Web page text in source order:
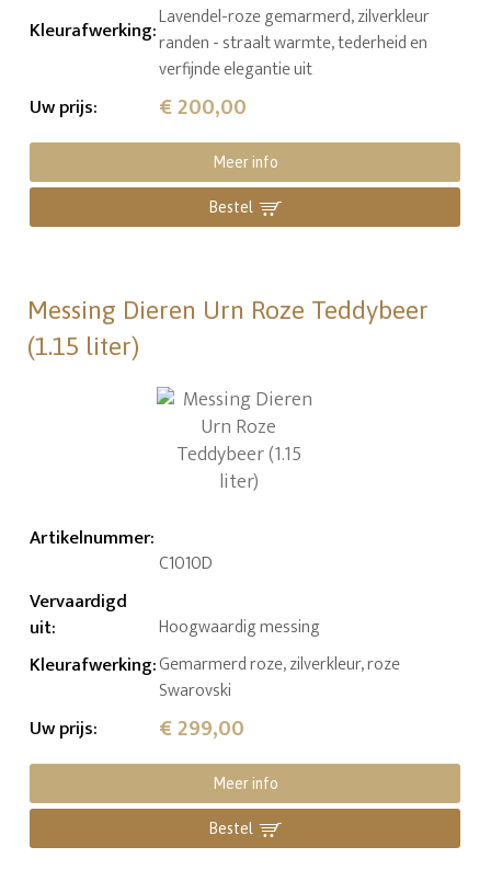
Kleurafwerking:Lavendel-roze gemarmerd, zilverkleur
randen - straalt warmte, tederheid en
verfijnde elegantie uit
Uw prijs: € 200,00
Meer info
Bestel
Messing Dieren Urn Roze Teddybeer
(1.15 liter)
Artikelnummer:
C1010D
Vervaardigd
uit: Hoogwaardig messing
Kleurafwerking:Gemarmerd roze, zilverkleur, roze
Swarovski
Uw prijs: € 299,00
Meer info
Bestel